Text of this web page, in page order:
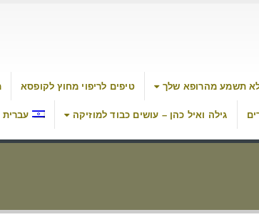
תשמע מהרופא שלך טיפים לריפוי מחוץ לקופסא
גילה ואיל כהן – עושים כבוד למוזיקה עברית